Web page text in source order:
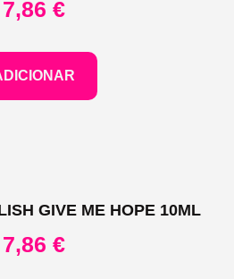
7,86 €
GIVE ME HOPE 10ML
7,86 €